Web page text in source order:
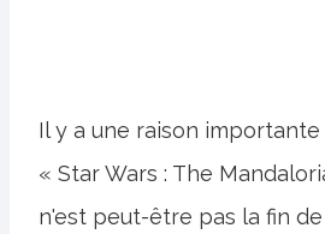
Il y a une raison
« Star Wars : The
n'est peut-être pas la fin